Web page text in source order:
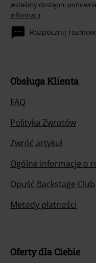
Jesteśmy dostępni
informacji
Rozpocznij
Obsługa Klienta
FAQ
Polityka Zwrotów
Zwróć artykuł
Ogólne informacje o
Opuść Backstage Club
Metody płatności
Oferty dla Ciebie